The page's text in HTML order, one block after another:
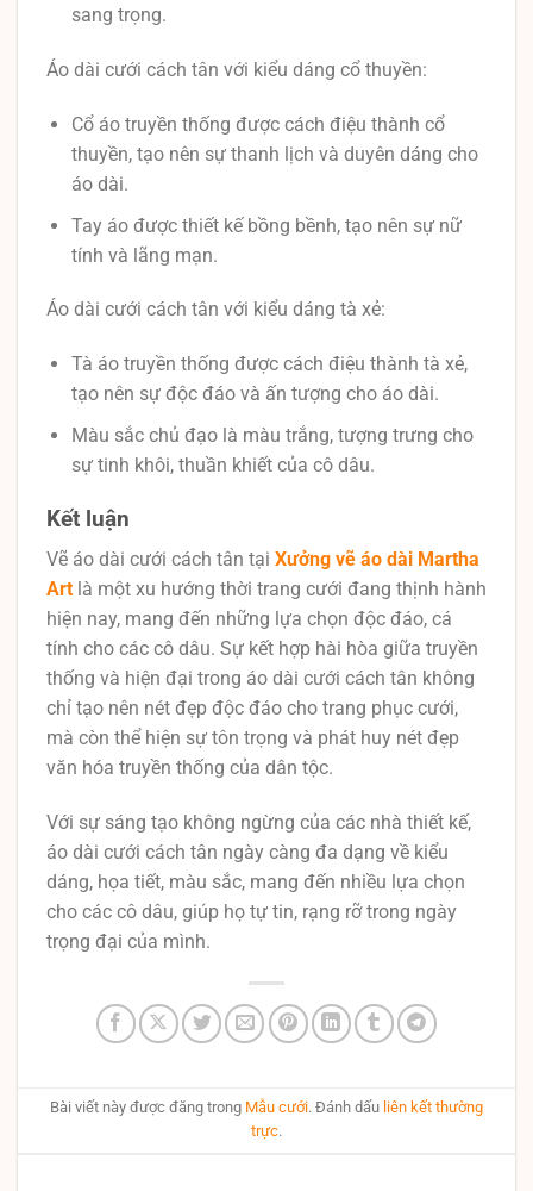
sang trọng.
Áo dài cưới cách tân với kiểu dáng cổ thuyền:
Cổ áo truyền thống được cách điệu thành cổ
thuyền, tạo nên sự thanh lịch và duyên dáng cho
áo dài.
Tay áo được thiết kế bồng bềnh, tạo nên sự nữ
tính và lãng mạn.
Áo dài cưới cách tân với kiểu dáng tà xẻ:
Tà áo truyền thống được cách điệu thành tà xẻ,
tạo nên sự độc đáo và ấn tượng cho áo dài.
Màu sắc chủ đạo là màu trắng, tượng trưng cho
sự tinh khôi, thuần khiết của cô dâu.
Kết luận
Vẽ áo dài cưới cách tân tại Xưởng vẽ áo dài Martha
Art là một xu hướng thời trang cưới đang thịnh hành
hiện nay, mang đến những lựa chọn độc đáo, cá
tính cho các cô dâu. Sự kết hợp hài hòa giữa truyền
thống và hiện đại trong áo dài cưới cách tân không
chỉ tạo nên nét đẹp độc đáo cho trang phục cưới,
mà còn thể hiện sự tôn trọng và phát huy nét đẹp
văn hóa truyền thống của dân tộc.
Với sự sáng tạo không ngừng của các nhà thiết kế,
áo dài cưới cách tân ngày càng đa dạng về kiểu
dáng, họa tiết, màu sắc, mang đến nhiều lựa chọn
cho các cô dâu, giúp họ tự tin, rạng rỡ trong ngày
trọng đại của mình.
Bài viết này được đăng trong Mẫu cưới. Đánh dấu liên kết thường
trực.